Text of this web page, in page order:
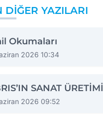
DIĞER YAZILARI
Okumaları
2026 10:34
SANAT ÜRETİMİ
2026 09:52